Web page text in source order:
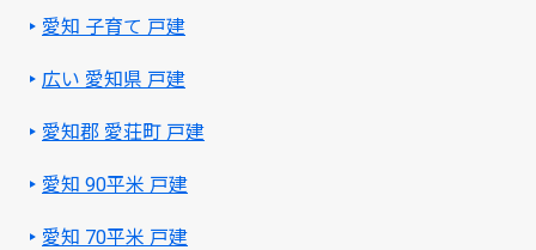
愛知 子育て 戸建
広い 愛知県 戸建
愛知郡 愛荘町 戸建
愛知 90平米 戸建
愛知 70平米 戸建